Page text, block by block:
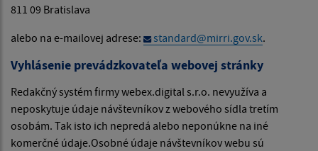
811 09 Bratislava
alebo na e-mailovej adrese:
standard@mirri.gov.sk.
Vyhlásenie prevádzkovateľa webovej stránky
Redakčný systém firmy webex.digital s.r.o. nevyužíva a
neposkytuje údaje návštevníkov z webového sídla tretím
osobám. Tak isto ich nepredá alebo neponúkne na iné
komerčné údaje.Osobné údaje návštevníkov webu sú